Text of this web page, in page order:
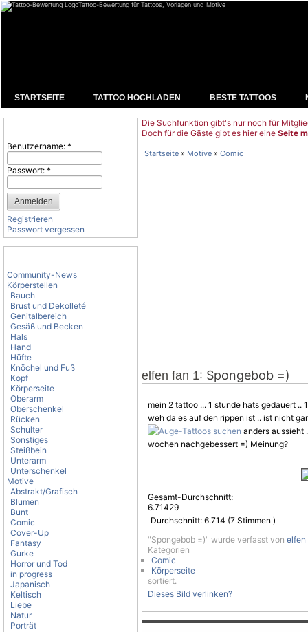
Tattoo-Bewertung für Tattoos, Vorlagen und Motive
STARTSEITE TATTOO HOCHLADEN BESTE TATTOOS
Benutzername: *
Passwort: *
Registrieren
Passwort vergessen
Community-News
Körperstellen
Bauch
Brust und Dekolleté
Genitalbereich
Gesäß und Becken
Hals
Hand
Hüfte
Knöchel und Fuß
Kopf
Körperseite
Oberarm
Oberschenkel
Rücken
Schulter
Sonstiges
Steißbein
Unterarm
Unterschenkel
Motive
Abstrakt/Grafisch
Blumen
Bunt
Comic
Cover-Up
Fantasy
Gurke
Horror und Tod
in progress
Japanisch
Keltisch
Liebe
Natur
Porträt
Die Suchfunktion gibt's nur noch für
Doch für die Gäste gibt es hier eine Seite
Startseite » Motive » Comic
elfen fan 1: Spongebob =)
mein 2 tattoo ... 1 stunde hats gedauert
weh da es auf den rippen ist .. ist nicht
anders aussieht
wochen nachgebessert =) Meinung?
Gesamt-Durchschnitt:
6.71429
Durchschnitt: 6.714 (7 Stimmen )
"Spongebob =)" wurde verfasst von elfen
Kategorien
Comic
Körperseite
sortiert.
Dieses Bild verlinken?